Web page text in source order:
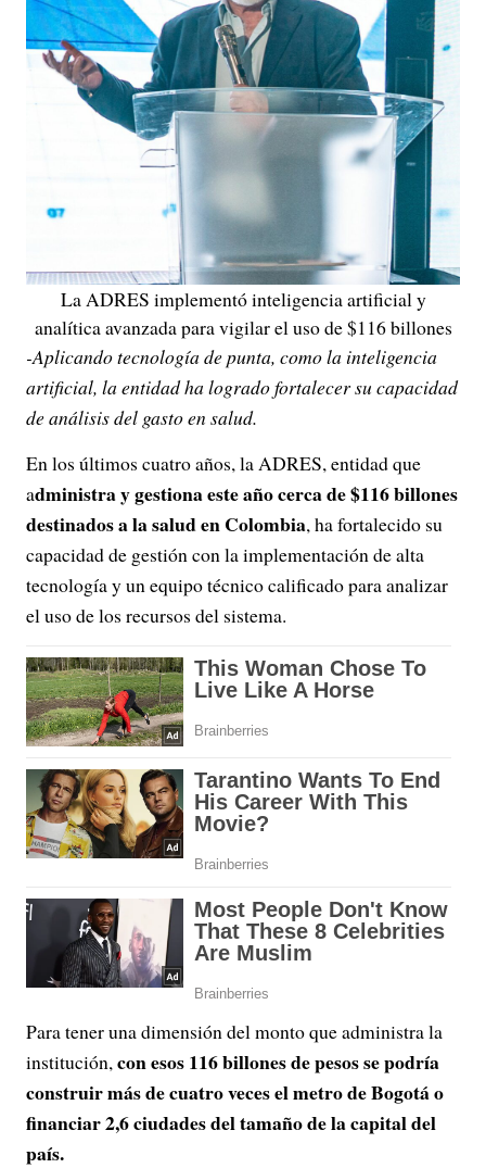
La ADRES implementó inteligencia artificial y
analítica avanzada para vigilar el uso de $116 billones
-Aplicando tecnología de punta, como la inteligencia
artificial, la entidad ha logrado fortalecer su capacidad
de análisis del gasto en salud.
En los últimos cuatro años, la ADRES, entidad que
administra y gestiona este año cerca de $116 billones
destinados a la salud en Colombia, ha fortalecido su
capacidad de gestión con la implementación de alta
tecnología y un equipo técnico calificado para analizar
el uso de los recursos del sistema.
Para tener una dimensión del monto que administra la
institución,con esos 116 billones de pesos se podría
construir más de cuatro veces el metro de Bogotá o
financiar 2,6 ciudades del tamaño de la capital del
país.